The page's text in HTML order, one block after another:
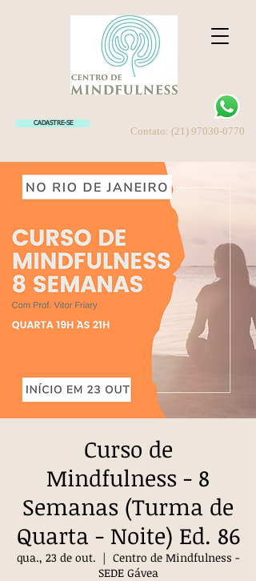
CADASTRE-SE
Contato: (21) 97030-0770
Curso de
Mindfulness - 8
Semanas (Turma de
Quarta - Noite) Ed. 86
qua., 23 de out.
  |
Centro de Mindfulness -
SEDE Gávea